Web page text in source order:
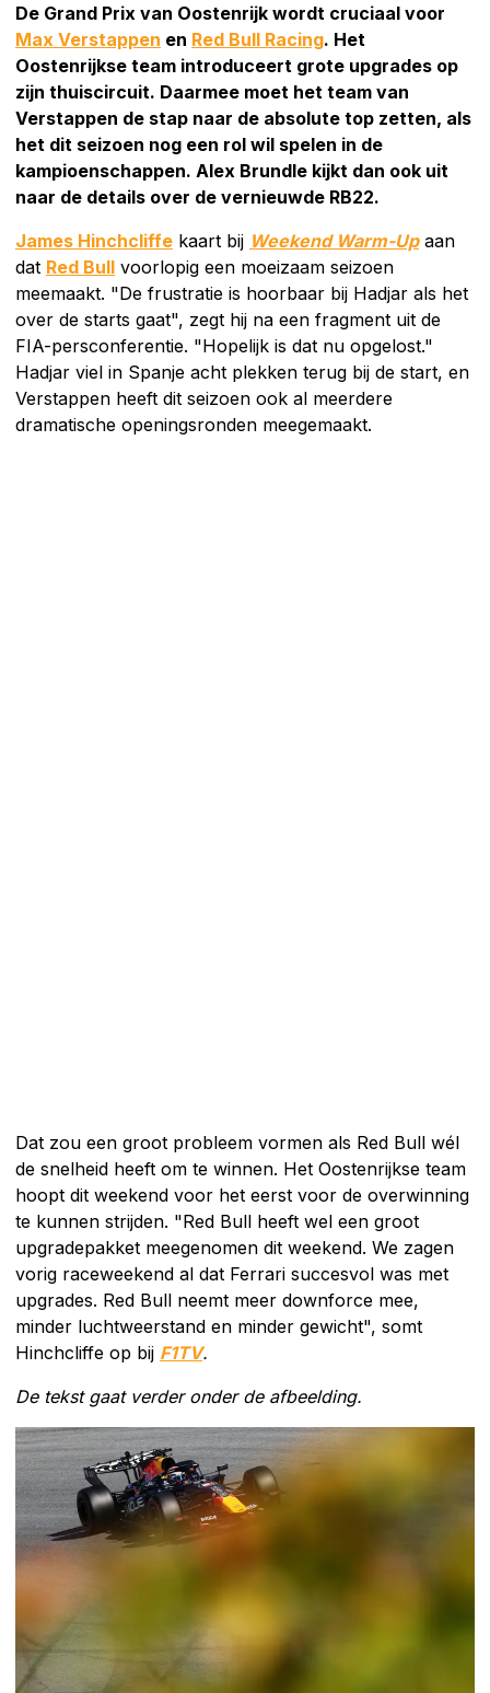
De Grand Prix van Oostenrijk wordt cruciaal voor
Max Verstappen en Red Bull Racing. Het
Oostenrijkse team introduceert grote upgrades op
zijn thuiscircuit. Daarmee moet het team van
Verstappen de stap naar de absolute top zetten, als
het dit seizoen nog een rol wil spelen in de
kampioenschappen. Alex Brundle kijkt dan ook uit
naar de details over de vernieuwde RB22.
James Hinchcliffe kaart bij Weekend Warm-Upaan
dat Red Bull voorlopig een moeizaam seizoen
meemaakt. "De frustratie is hoorbaar bij Hadjar als het
over de starts gaat", zegt hij na een fragment uit de
FIA-persconferentie. "Hopelijk is dat nu opgelost."
Hadjar viel in Spanje acht plekken terug bij de start, en
Verstappen heeft dit seizoen ook al meerdere
dramatische openingsronden meegemaakt.
Dat zou een groot probleem vormen als Red Bull wél
de snelheid heeft om te winnen. Het Oostenrijkse team
hoopt dit weekend voor het eerst voor de overwinning
te kunnen strijden. "Red Bull heeft wel een groot
upgradepakket meegenomen dit weekend. We zagen
vorig raceweekend al dat Ferrari succesvol was met
upgrades. Red Bull neemt meer downforce mee,
minder luchtweerstand en minder gewicht", somt
Hinchcliffe op bij F1TV.
De tekst gaat verder onder de afbeelding.